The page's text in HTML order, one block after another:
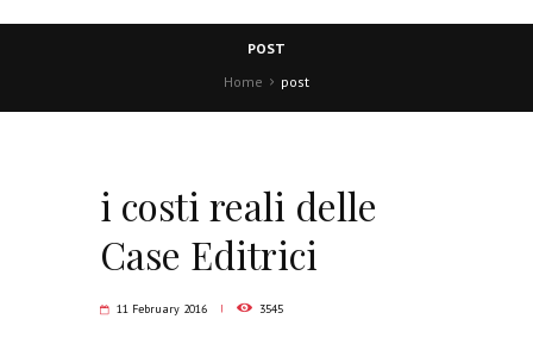
POST
Home
post
i costi reali delle
Case Editrici
11 February 2016 3545